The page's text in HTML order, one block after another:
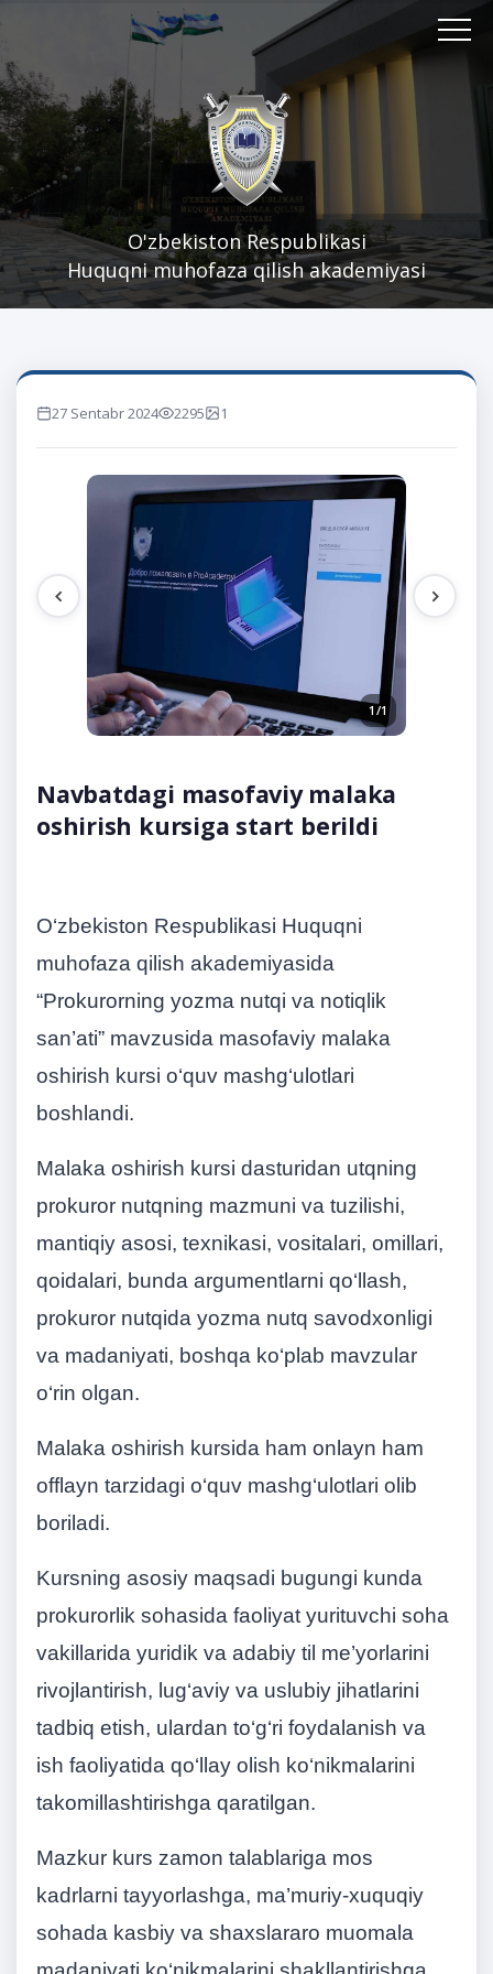
O'zbekiston Respublikasi
Huquqni muhofaza qilish akademiyasi
27 Sentabr 2024 2295
marta ko'rilgan
1
1/1
Navbatdagi masofaviy malaka
oshirish kursiga start berildi
O‘zbekiston Respublikasi Huquqni
muhofaza qilish akademiyasida
“Prokurorning yozma nutqi va notiqlik
san’ati” mavzusida masofaviy malaka
oshirish kursi o‘quv mashg‘ulotlari
boshlandi.
Malaka oshirish kursi dasturidan utqning
prokuror nutqning mazmuni va tuzilishi,
mantiqiy asosi, texnikasi, vositalari, omillari,
qoidalari, bunda argumentlarni qo‘llash,
prokuror nutqida yozma nutq savodxonligi
va madaniyati, boshqa ko‘plab mavzular
o‘rin olgan.
Malaka oshirish kursida ham onlayn ham
offlayn tarzidagi o‘quv mashg‘ulotlari olib
boriladi.
Kursning asosiy maqsadi bugungi kunda
prokurorlik sohasida faoliyat yurituvchi soha
vakillarida yuridik va adabiy til me’yorlarini
rivojlantirish, lug‘aviy va uslubiy jihatlarini
tadbiq etish, ulardan to‘g‘ri foydalanish va
ish faoliyatida qo‘llay olish ko‘nikmalarini
takomillashtirishga qaratilgan.
Mazkur kurs zamon talablariga mos
kadrlarni tayyorlashga, ma’muriy-xuquqiy
sohada kasbiy va shaxslararo muomala